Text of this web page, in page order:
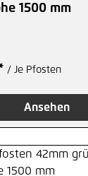
1500 mm
/ Je Pfosten
Ansehen